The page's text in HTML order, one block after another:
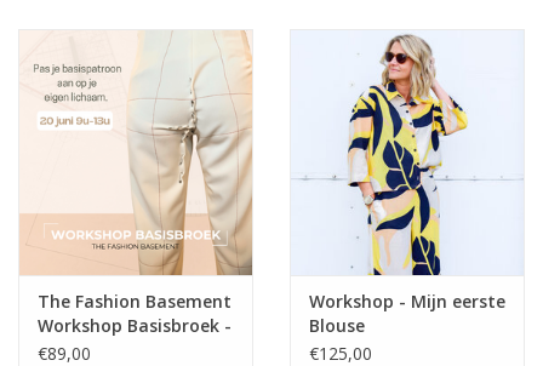
The Fashion Basement
Workshop Basisbroek -
The Fashion Basement
€89,00
Workshop - Mijn eerste
Blouse
€125,00